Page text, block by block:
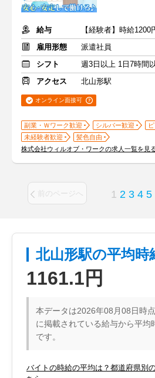
給与
雇用形態
派遣社員
シフト
週3日以上 1日7時間
アクセス
北山形駅
オンライン面接可
副業・Ｗワーク歓迎 シルバー歓迎
未経験者歓迎
髪色自由
株式会社ウィルオブ・ワークの求人一覧を見
前のページへ 1 2 3 4 5
北山形駅の平均時
1161.1円
本データは2026年08月08日時
に掲載されている給与から平均
です。
バイトの時給の平均は？都道府県別